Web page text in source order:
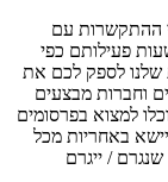
ההתקשרות עם
פעילותם כפי
שלנו לספק לכם את
וחברות מבצעים
למצוא בפרסומים
באחריות מכל
/ ייגרם